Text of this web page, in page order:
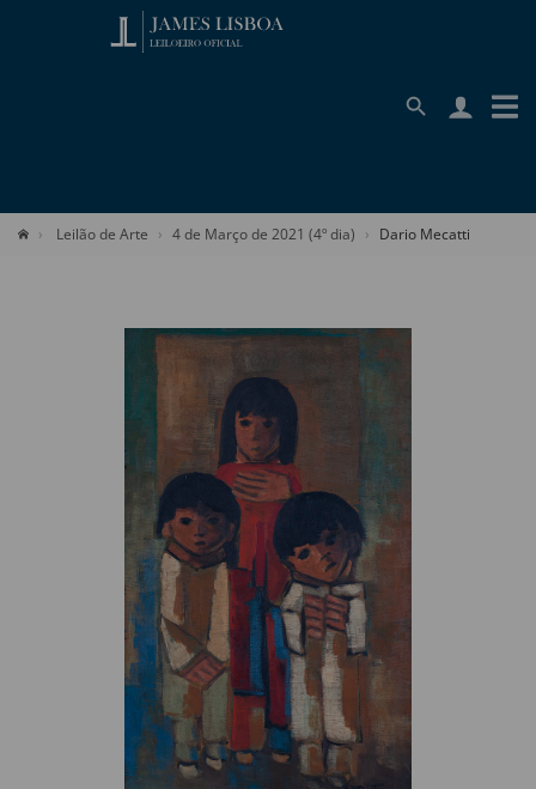
Leilão de Arte 4 de Março de 2021 (4º dia) Dario Mecatti